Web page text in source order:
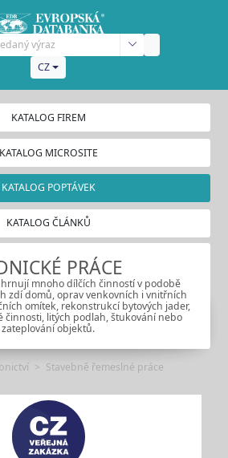
CZ
KATALOG FIREM
KATALOG MICROSITE
KATALOG POPTÁVEK
KATALOG ČLÁNKŮ
PRÁCE
mnoho dílčích činností v podobě
zdí domů, oprav venkovních i vnitřních
omítek, rekonstrukcí bytových jader,
činnosti, litých podlah, štukování nebo
zateplování objektů.
Stavebně řemeslné práce